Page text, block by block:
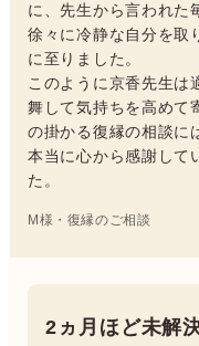
に、先生から言われた
徐々に冷静な自分を取
に至りました。
このように京香先生は
舞して気持ちを高めて
の掛かる復縁の相談に
本当に心から感謝して
た。
M様・復縁のご相談
2ヵ月ほど未解